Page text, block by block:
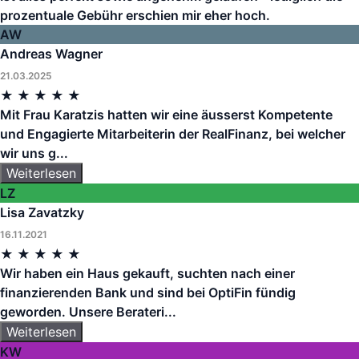
prozentuale Gebühr erschien mir eher hoch.
AW
Andreas Wagner
21.03.2025
★ ★ ★ ★ ★
Mit Frau Karatzis hatten wir eine äusserst Kompetente
und Engagierte Mitarbeiterin der RealFinanz, bei welcher
wir uns g...
Weiterlesen
LZ
Lisa Zavatzky
16.11.2021
★ ★ ★ ★ ★
Wir haben ein Haus gekauft, suchten nach einer
finanzierenden Bank und sind bei OptiFin fündig
geworden. Unsere Berateri...
Weiterlesen
KW